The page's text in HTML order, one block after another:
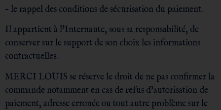
– le rappel des conditions de sécurisation du paiement.
Il appartient à l’Internaute, sous sa responsabilité, de
conserver sur le support de son choix les informations
contractuelles.
MERCI LOUIS se réserve le droit de ne pas confirmer la
commande notamment en cas de refus d’autorisation de
paiement, adresse erronée ou tout autre problème sur le